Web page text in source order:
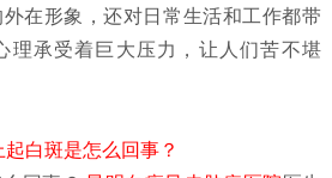
在形象，还对日常生活和工作都带
理承受着巨大压力，让人们苦不堪
起白斑是怎么回事？